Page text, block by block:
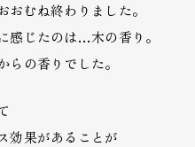
おむね終わりました。
感じたのは…木の香り。
の香りでした。
効果があることが